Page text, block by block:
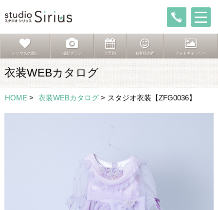
シリウスの想い 撮影プラン ご予約 お客様の声 フォトギャラリー
衣装WEBカタログ
HOME > 衣装WEBカタログ > スタジオ衣装【ZFG0036】